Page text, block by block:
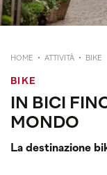
HOME ATTIVITÀ BIKE
BIKE
IN BICI
MONDO
La destinazione